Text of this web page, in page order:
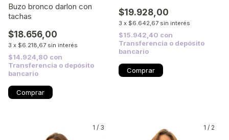
Buzo bronco darlon con
tachas
$18.656,00
3 x $6.218,67 sin interés
$14.924,80 con
Transferencia o depósito
bancario
Comprar
$19.928,00
3 x $6.642,67 sin interés
$15.942,40 con
Transferencia o depósito
bancario
Comprar
1 / 3 1 / 2